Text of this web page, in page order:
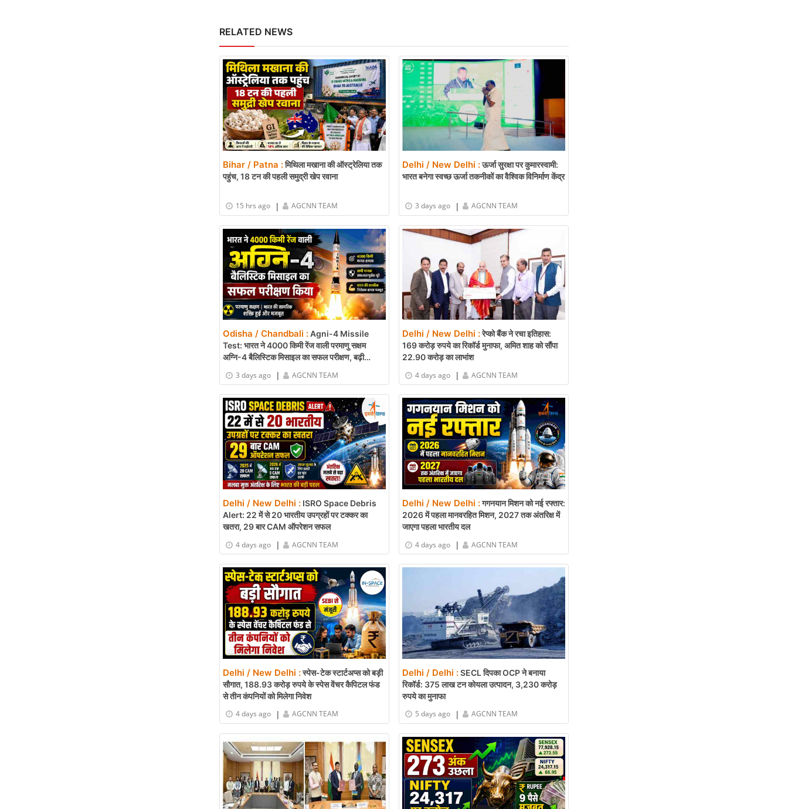
RELATED NEWS
Bihar / Patna :मिथिला मखाना की ऑस्ट्रेलिया तक
पहुंच, 18 टन की पहली समुद्री खेप रवाना
15 hrs ago | AGCNN TEAM
Delhi / New Delhi :ऊर्जा सुरक्षा पर कुमारस्वामी:
भारत बनेगा स्वच्छ ऊर्जा तकनीकों का वैश्विक विनिर्माण केंद्र
3 days ago | AGCNN TEAM
Odisha / Chandbali :Agni-4 Missile
Test: भारत ने 4000 किमी रेंज वाली परमाणु सक्षम
अग्नि-4 बैलिस्टिक मिसाइल का सफल परीक्षण, बढ़ी
3 days ago | AGCNN TEAM
Delhi / New Delhi :रेप्को बैंक ने रचा इतिहास:
169 करोड़ रुपये का रिकॉर्ड मुनाफा, अमित शाह को सौंपा
22.90 करोड़ का लाभांश
4 days ago
| AGCNN TEAM
Delhi / New Delhi : ISRO Space Debris
Alert: 22 में से 20 भारतीय उपग्रहों पर टक्कर का
खतरा, 29 बार CAM ऑपरेशन सफल
4 days ago
| AGCNN TEAM
Delhi / New Delhi :गगनयान मिशन को नई रफ्तार:
2026 में पहला मानवरहित मिशन, 2027 तक अंतरिक्ष में
जाएगा पहला भारतीय दल
4 days ago
| AGCNN TEAM
Delhi / New Delhi :स्पेस-टेक स्टार्टअप्स को बड़ी
सौगात, 188.93 करोड़ रुपये के स्पेस वेंचर कैपिटल फंड
से तीन कंपनियों को मिलेगा निवेश
4 days ago
| AGCNN TEAM
Delhi / Delhi :SECL दिपका OCP ने बनाया
रिकॉर्ड: 375 लाख टन कोयला उत्पादन, 3,230 करोड़
रुपये का मुनाफा
5 days ago
| AGCNN TEAM